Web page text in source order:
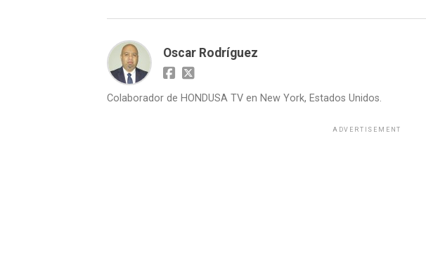
Oscar Rodríguez
Colaborador de HONDUSA TV en New York, Estados Unidos.
ADVERTISEMENT